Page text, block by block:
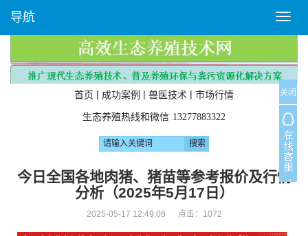
T
o
g
l
e
n
a
v
i
g
a
o
导航
首页 | 成功案例 | 兽医技术 | 市场行情
生态养殖热线和微信 13277883322
今日全国各地肉猪、猪苗等参考报价及行情
分析（2025年5月17日）
2025-05-17 12:49:08 点击： 1072
关闭